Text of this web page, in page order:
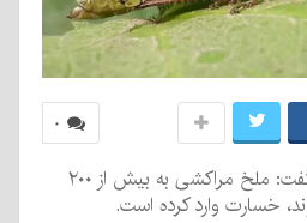
۰
مدیر جهاد کشاورزی زرند گفت: ملخ مراکشی به بیش از ۲۰۰
خسارت وارد کرده است.